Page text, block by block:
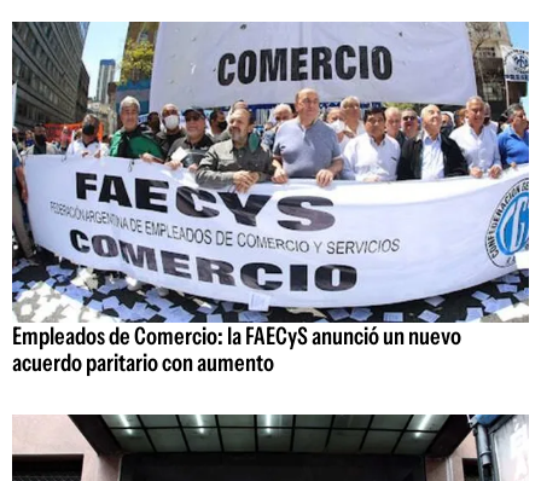
Empleados de Comercio: la FAECyS anunció un nuevo
acuerdo paritario con aumento